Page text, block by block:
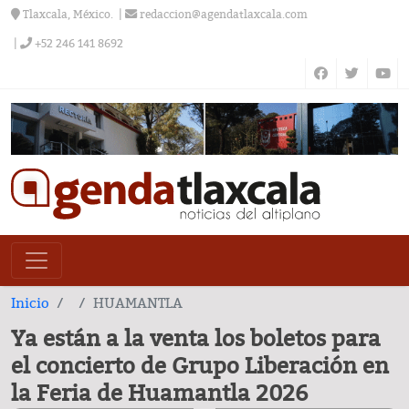
Tlaxcala, México. redaccion@agendatlaxcala.com
+52 246 141 8692
Inicio HUAMANTLA
Ya están a la venta los boletos para
el concierto de Grupo Liberación en
la Feria de Huamantla 2026